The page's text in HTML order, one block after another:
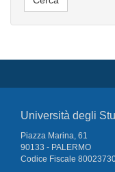
Università degli
Piazza Marina, 61
90133 - PALERMO
Codice Fiscale